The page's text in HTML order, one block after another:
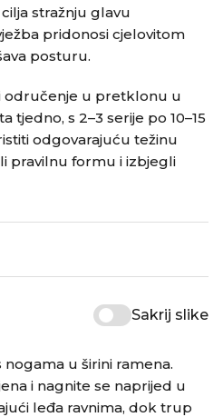
stražnju glavu
pridonosi cjelovitom
posturu.​
odručenje u pretklonu u
tjedno, s 2–3 serije po 10–15
odgovarajuću težinu
pravilnu formu i izbjegli
Sakrij slike
nogama u širini ramena.​
i nagnite se naprijed u
leđa ravnima, dok trup